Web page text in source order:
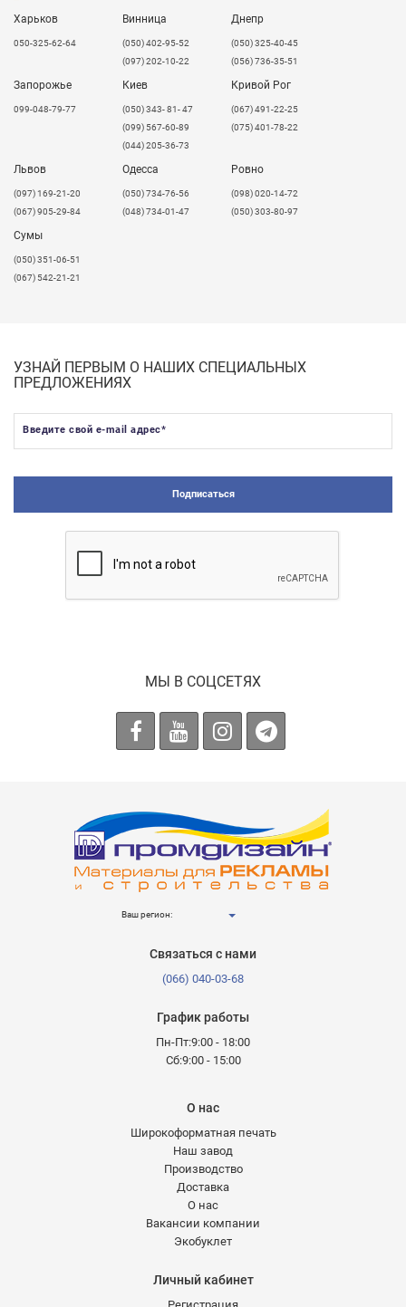
Харьков
050-325-62-64
Винница
(050) 402-95-52
(097) 202-10-22
Днепр
(050) 325-40-45
(056) 736-35-51
Запорожье
099-048-79-77
Киев
(050) 343- 81- 47
(099) 567-60-89
(044) 205-36-73
Кривой Рог
(067) 491-22-25
(075) 401-78-22
Львов
​(097) 169-21-20
(067) 905-29-84
Одесса
(050) 734-76-56
(048) 734-01-47
Ровно
(098) 020-14-72
(050) 303-80-97
Сумы
(050) 351-06-51
(067) 542-21-21
УЗНАЙ ПЕРВЫМ О НАШИХ СПЕЦИАЛЬНЫХ
ПРЕДЛОЖЕНИЯХ
Введите свой e-mail адрес*
Подписаться
МЫ В СОЦСЕТЯХ
Ваш регион:
Связаться с нами
(066) 040-03-68
График работы
Пн-Пт:9:00 - 18:00
Сб:9:00 - 15:00
О нас
Широкоформатная печать
Наш завод
Производство
Доставка
О нас
Вакансии компании
Экобуклет
Личный кабинет